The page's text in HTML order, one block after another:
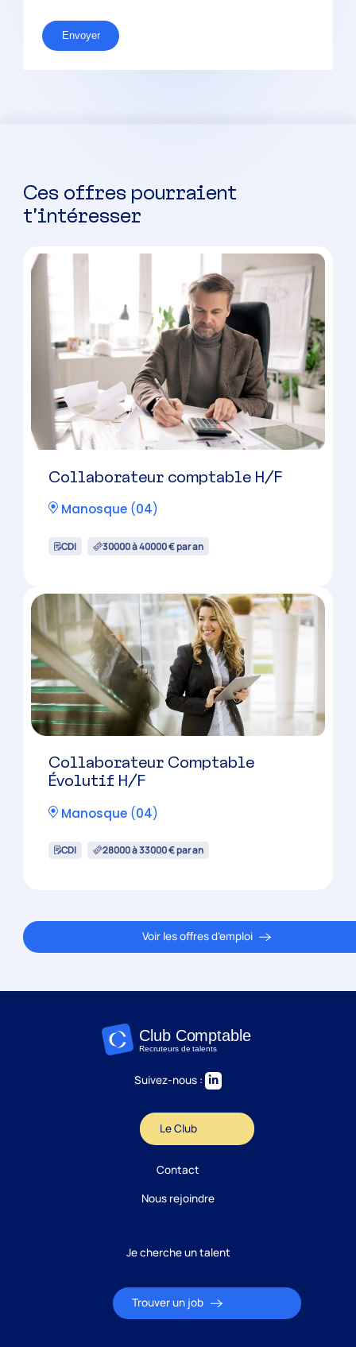
Envoyer
Ces offres pourraient
t’intéresser
Collaborateur comptable H/F
Manosque (04)
CDI 30000 à 40000 € par an
Collaborateur Comptable
Évolutif H/F
Manosque (04)
CDI 28000 à 33000 € par an
Voir les offres d’emploi
Suivez-nous :
Le Club
Contact
Nous rejoindre
Je cherche un talent
Trouver un job